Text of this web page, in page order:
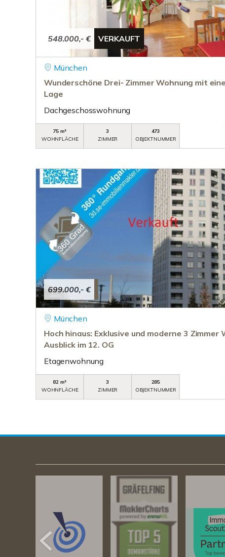
548.000,- € VERKAUFT
München
Wunderschöne Drei- Zimmer Wohnung mit
Lage
Dachgeschosswohnung
75 m²
WOHNFLÄCHE
3
ZIMMER
473
OBJEKTNUMMER
699.000,- €
München
Hoch hinaus: Exklusive und moderne 3 Zimmer
Ausblick im 12. OG
Etagenwohnung
82 m²
WOHNFLÄCHE
3
ZIMMER
285
OBJEKTNUMMER